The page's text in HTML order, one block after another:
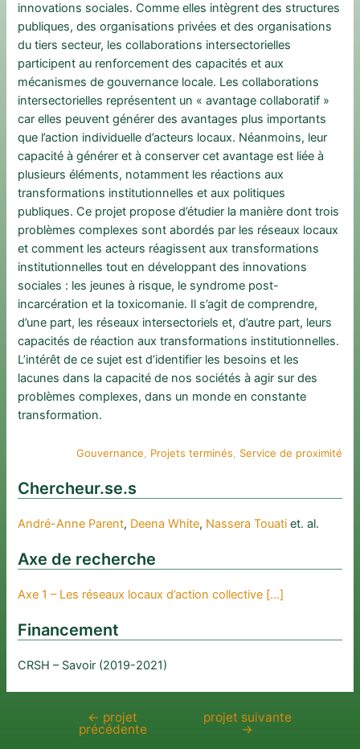
innovations sociales. Comme elles intègrent des structures
publiques, des organisations privées et des organisations
du tiers secteur, les collaborations intersectorielles
participent au renforcement des capacités et aux
mécanismes de gouvernance locale. Les collaborations
intersectorielles représentent un « avantage collaboratif »
car elles peuvent générer des avantages plus importants
que l’action individuelle d’acteurs locaux. Néanmoins, leur
capacité à générer et à conserver cet avantage est liée à
plusieurs éléments, notamment les réactions aux
transformations institutionnelles et aux politiques
publiques. Ce projet propose d’étudier la manière dont trois
problèmes complexes sont abordés par les réseaux locaux
et comment les acteurs réagissent aux transformations
institutionnelles tout en développant des innovations
sociales : les jeunes à risque, le syndrome post-
incarcération et la toxicomanie. Il s’agit de comprendre,
d’une part, les réseaux intersectoriels et, d’autre part, leurs
capacités de réaction aux transformations institutionnelles.
L’intérêt de ce sujet est d’identifier les besoins et les
lacunes dans la capacité de nos sociétés à agir sur des
problèmes complexes, dans un monde en constante
transformation.
Gouvernance Projets terminés Service de proximité
Chercheur.se.s
André-Anne Parent, Deena White, Nassera Touati et. al.
Axe de recherche
Axe 1 – Les réseaux locaux d’action collective […]
Financement
CRSH – Savoir (2019-2021)
Navigation
← projet
précédente
projet suivante
→